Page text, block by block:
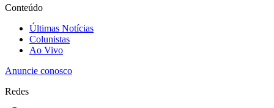
Conteúdo
Últimas Notícias
Colunistas
Ao Vivo
Anuncie conosco
Redes